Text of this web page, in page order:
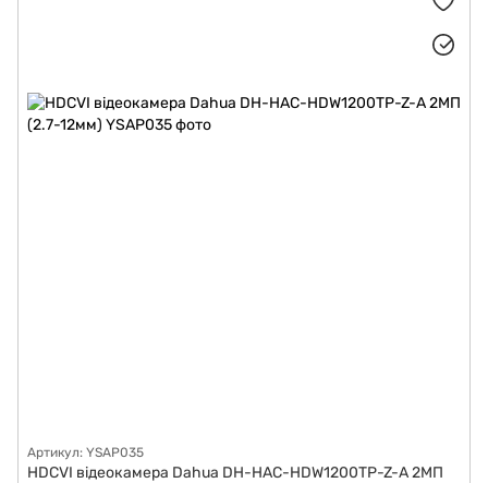
Артикул: YSAP035
HDCVI відеокамера Dahua DH-HAC-HDW1200TP-Z-A 2МП